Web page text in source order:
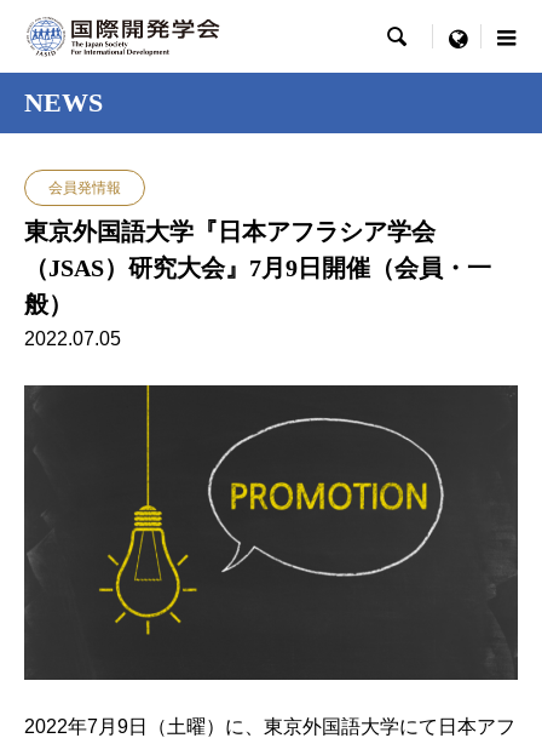
 menu
NEWS
会員発情報
東京外国語大学『日本アフラシア学会
（JSAS）研究大会』7月9日開催（会員・一
般）
2022.07.05
2022年7月9日（土曜）に、東京外国語大学にて日本アフ